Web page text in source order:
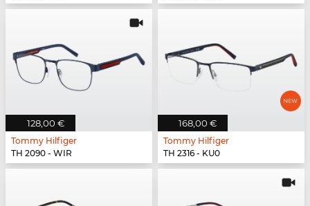
128,00 €
Tommy Hilfiger
TH 2090 - WIR
168,00 €
Tommy Hilfiger
TH 2316 - KU0